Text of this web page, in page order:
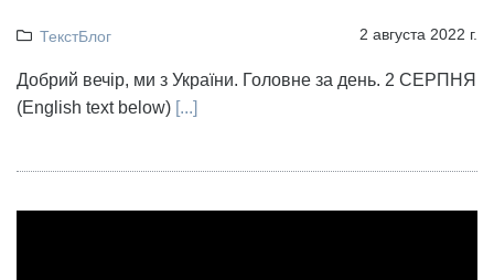
ТекстБлог 2 августа 2022 г.
Добрий вечір, ми з України. Головне за день. 2 СЕРПНЯ
(English text below) [...]